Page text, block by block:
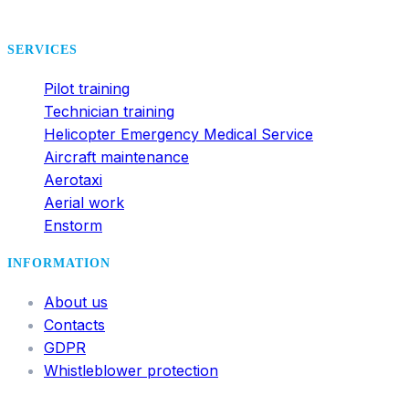
SERVICES
Pilot training
Technician training
Helicopter Emergency Medical Service
Aircraft maintenance
Aerotaxi
Aerial work
Enstorm
INFORMATION
About us
Contacts
GDPR
Whistleblower protection